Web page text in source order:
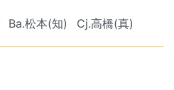
Ba.松本(知) Cj.高橋(真)